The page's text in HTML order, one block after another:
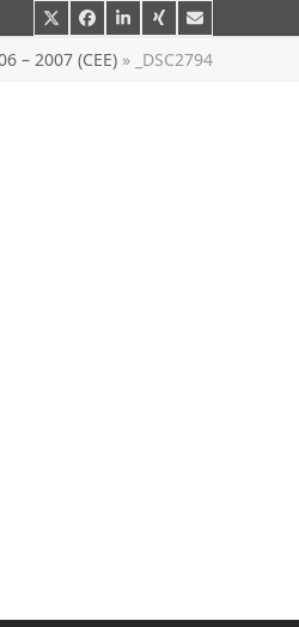
TwitterFacebook
LinkedIn
XingE-
Mail
– 2007 (CEE) » _DSC2794